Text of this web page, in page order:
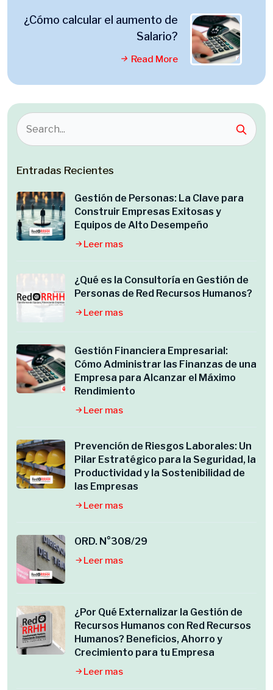
¿Cómo calcular el aumento de
Salario?
Read More
Entradas Recientes
Gestión de Personas: La Clave para
Construir Empresas Exitosas y
Equipos de Alto Desempeño
Leer mas
¿Qué es la Consultoría en Gestión de
Personas de Red Recursos Humanos?
Leer mas
Gestión Financiera Empresarial:
Cómo Administrar las Finanzas de una
Empresa para Alcanzar el Máximo
Rendimiento
Leer mas
Prevención de Riesgos Laborales: Un
Pilar Estratégico para la Seguridad, la
Productividad y la Sostenibilidad de
las Empresas
Leer mas
ORD. N°308/29
Leer mas
¿Por Qué Externalizar la Gestión de
Recursos Humanos con Red Recursos
Humanos? Beneficios, Ahorro y
Crecimiento para tu Empresa
Leer mas